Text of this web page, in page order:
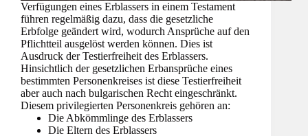
Verfügungen eines Erblassers in einem Testament
führen regelmäßig dazu, dass die gesetzliche
Erbfolge geändert wird, wodurch Ansprüche auf den
Pflichtteil ausgelöst werden können. Dies ist
Ausdruck der Testierfreiheit des Erblassers.
Hinsichtlich der gesetzlichen Erbansprüche eines
bestimmten Personenkreises ist diese Testierfreiheit
aber auch nach bulgarischen Recht eingeschränkt.
Diesem privilegierten Personenkreis gehören an:
Die Abkömmlinge des Erblassers
Die Eltern des Erblassers